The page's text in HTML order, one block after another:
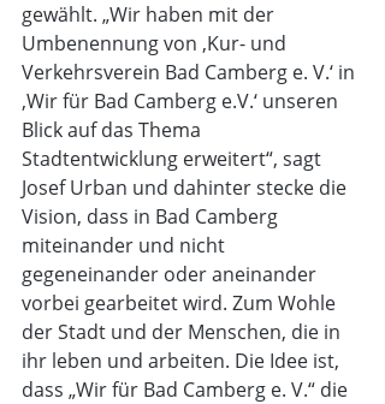
gewählt. „Wir haben mit der
Umbenennung von ‚Kur- und
Verkehrsverein Bad Camberg e. V.‘ in
‚Wir für Bad Camberg e.V.‘ unseren
Blick auf das Thema
Stadtentwicklung erweitert“, sagt
Josef Urban und dahinter stecke die
Vision, dass in Bad Camberg
miteinander und nicht
gegeneinander oder aneinander
vorbei gearbeitet wird. Zum Wohle
der Stadt und der Menschen, die in
ihr leben und arbeiten. Die Idee ist,
dass „Wir für Bad Camberg e. V.“ die